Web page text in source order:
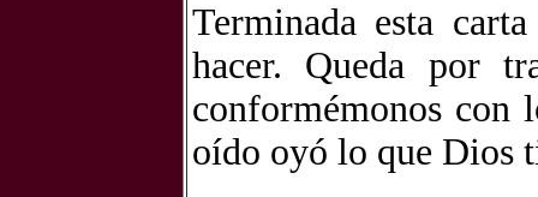
Terminada esta
hacer. Queda por
conformémonos
oído oyó lo que Dios